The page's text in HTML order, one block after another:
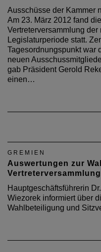
Ausschüsse der Kammer
Am 23. März 2012 fand
Vertreterversammlung der
Legislaturperiode statt.
Tagesordnungspunkt war
neuen
gab Präsident Gerold
einen…
GREMIEN
Auswertungen zur
Vertreterversammlung
Hauptgeschäftsführerin
Wiezorek informiert über
Wahlbeteiligung und